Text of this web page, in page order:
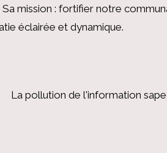
mission : fortifier notre
éclairée et dynamique.
La pollution de l'information